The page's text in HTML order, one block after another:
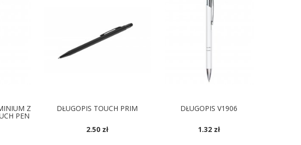
Z
PEN
DŁUGOPIS TOUCH PRIM
2.50 zł
DŁUGOPIS V1906
1.32 zł